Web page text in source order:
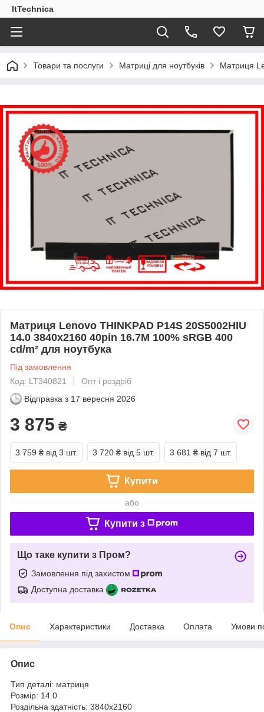
ItTechnica
Товари та послуги Матриці для ноутбуків Матриця
Матриця Lenovo THINKPAD P14S 20S5002HIU
14.0 3840x2160 40pin 16.7M 100% sRGB 400
cd/m² для ноутбука
Під замовлення
Код: LT340821
Опт і роздріб
Відправка з 17 вересня 2026
3 875 ₴
3 759 ₴ від 3 шт. 3 720 ₴ від 5 шт. 3 681 ₴ від 7 шт.
Купити
або
Купити з
Що таке купити з Пром?
Замовлення під захистом
Доступна доставка
Опис Характеристики Доставка Оплата Умови
Опис
Тип деталі: матриця
Розмір: 14.0
Роздільна здатність: 3840x2160